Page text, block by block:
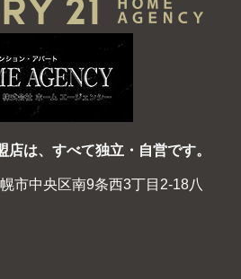
店は、すべて独立・自営です。
市中央区南9条西3丁目2-18八